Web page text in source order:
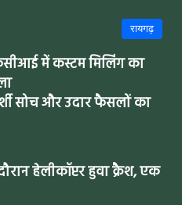
रायगढ़
में कस्टम मिलिंग का
सोच और उदार फैसलों का
हेलीकॉप्टर हुवा क्रैश, एक